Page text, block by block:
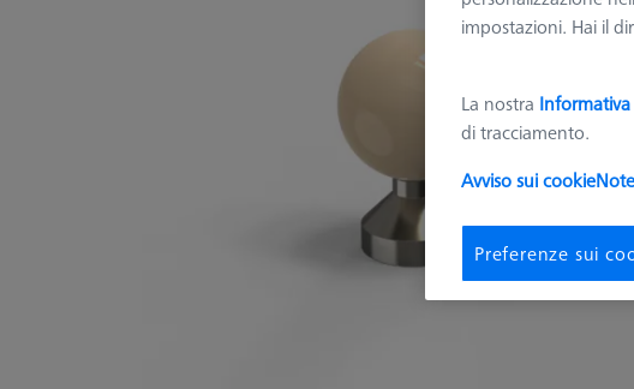
impostazioni. Hai il
La nostra
di tracciamento.
Avviso sui cookie
Preferenze sui